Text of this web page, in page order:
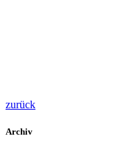
zurück
Archiv